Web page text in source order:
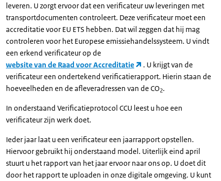
leveren. U zorgt ervoor dat een verificateur uw leveringen met
transportdocumenten controleert. Deze verificateur moet een
accreditatie voor EU ETS hebben. Dat wil zeggen dat hij mag
controleren voor het Europese emissiehandelssysteem. U vindt
een erkend verificateur op de
website van de Raad voor Accreditatie
. U krijgt van de
verificateur een ondertekend verificatierapport. Hierin staan de
hoeveelheden en de afleveradressen van de CO2.
In onderstaand Verificatieprotocol CCU leest u hoe een
verificateur zijn werk doet.
Ieder jaar laat u een verificateur een jaarrapport opstellen.
Hiervoor gebruikt hij onderstaand model. Uiterlijk eind april
stuurt u het rapport van het jaar ervoor naar ons op. U doet dit
door het rapport te uploaden in onze digitale omgeving. U kunt